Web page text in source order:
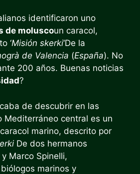
identificaron uno
de moluscoun caracol,
‘Misión skerki‘De la
de Valencia (España). No
200 años. Buenas noticias
?
de descubrir en las
Mediterráneo central es un
marino, descrito por
De dos hermanos
Marco Spinelli,
marinos y